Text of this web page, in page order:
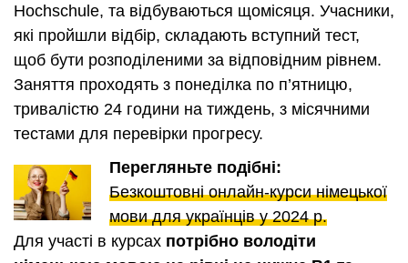
Hochschule, та відбуваються щомісяця. Учасники,
які пройшли відбір, складають вступний тест,
щоб бути розподіленими за відповідним рівнем.
Заняття проходять з понеділка по п’ятницю,
тривалістю 24 години на тиждень, з місячними
тестами для перевірки прогресу.
Перегляньте подібні:
Безкоштовні онлайн-курси німецької
мови для українців у 2024 р.
Для участі в курсах потрібно володіти